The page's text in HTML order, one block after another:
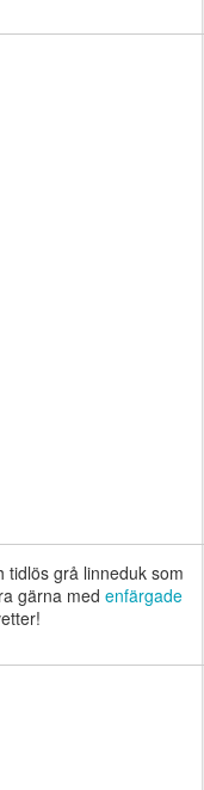
grå linneduk som
gärna med enfärgade